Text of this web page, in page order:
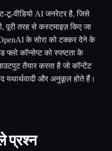
टू-वीडियो AI जनरेटर है, जिसे
पूरी तरह से कस्टमाइज़ किए जा
के सोरा को टक्कर देने के
फ्लो कॉन्सेप्ट को स्पष्टता के
तैयार करता है जो कॉन्टेंट
यथार्थवादी और अनुकूल होते हैं।
प्रश्न